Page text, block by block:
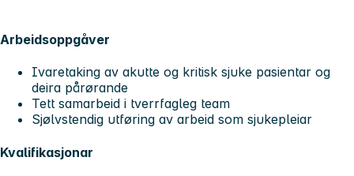
Arbeidsoppgåver
Ivaretaking av akutte og kritisk sjuke pasientar og
deira pårørande
Tett samarbeid i tverrfagleg team
Sjølvstendig utføring av arbeid som sjukepleiar
Kvalifikasjonar